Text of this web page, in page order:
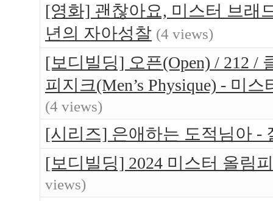
[영화] 괜찮아요, 미스터 브래
년의 자아성찰 (4 views)
[보디빌딩] 오픈(Open) / 212 /
피지크(Men’s Physique) - 미
(4 views)
[시리즈] 은애하는 도적님아 -
[보디빌딩] 2024 미스터 올림
views)